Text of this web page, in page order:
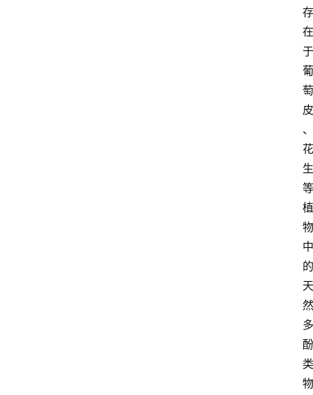
存
在
于
葡
萄
皮
、
花
生
等
植
物
中
的
天
然
多
酚
类
物